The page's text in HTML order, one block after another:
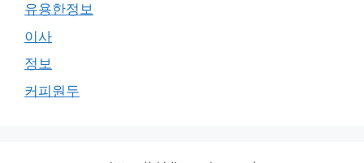
유용한정보
이사
정보
커피원두